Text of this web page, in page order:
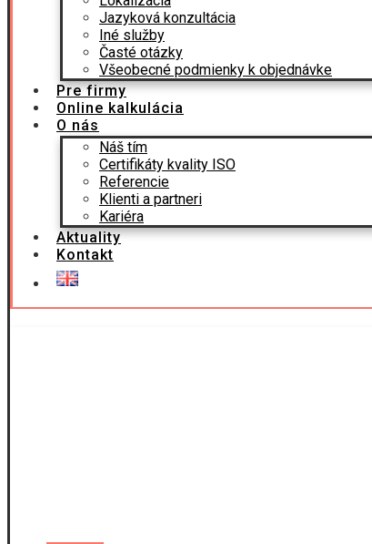
Jazyková konzultácia
Iné služby
Časté otázky
Všeobecné podmienky k objednávke
Pre firmy
Online kalkulácia
O nás
Náš tím
Certifikáty kvality ISO
Referencie
Klienti a partneri
Kariéra
Aktuality
Kontakt